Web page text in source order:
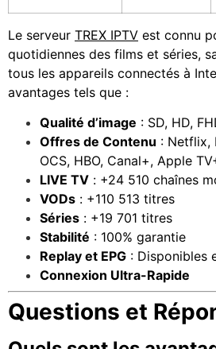
Le serveur TREX IPTV est connu
quotidiennes des films et séries,
tous les appareils connectés à
avantages tels que :
Qualité d’image : SD, HD,
Offres de Contenu : Netflix,
OCS, HBO, Canal+, Apple
LIVE TV : +24 510 chaînes
VODs : +110 513 titres
Séries : +19 701 titres
Stabilité : 100% garantie
Replay et EPG : Disponibles
Connexion Ultra-Rapide
Questions et